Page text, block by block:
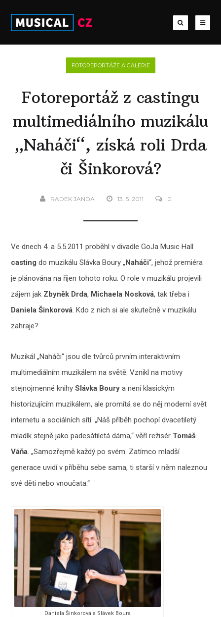
FOTOREPORTÁŽE A GALERIE
Fotoreportáž z castingu
multimediálního muzikálu
„Naháči“, získá roli Drda
či Šinkorová?
RADEK JANDA 13. 5. 2011 0
Ve dnech 4. a 5.5.2011 proběhl v divadle GoJa Music Hall
casting do muzikálu Slávka Boury „Naháči“, jehož premiéra
je plánována na říjen tohoto roku. O role v muzikálu projevili
zájem jak Zbyněk Drda, Michaela Nosková, tak třeba i
Daniela Šinkorová. Kdo z nich si ale skutečně v muzikálu
zahraje?
Muzikál „Naháči“ jsou dle tvůrců prvním interaktivním
multimediálním muzikálem na světě. Vznikl na motivy
stejnojmenné knihySlávka Boury a není klasickým
historizujícím muzikálem, ale promítá se do něj moderní svět
internetu a sociálních sítí. „Náš příběh pochopí dvacetiletý
mladík stejně jako padesátiletá dáma,“ věří režisér Tomáš
Váňa. „Samozřejmě každý po svém. Zatímco mladší
generace uvidí v příběhu sebe sama, ti starší v něm naleznou
své děti nebo vnoučata.“
Daniela Šinkorová a Slávek Boura